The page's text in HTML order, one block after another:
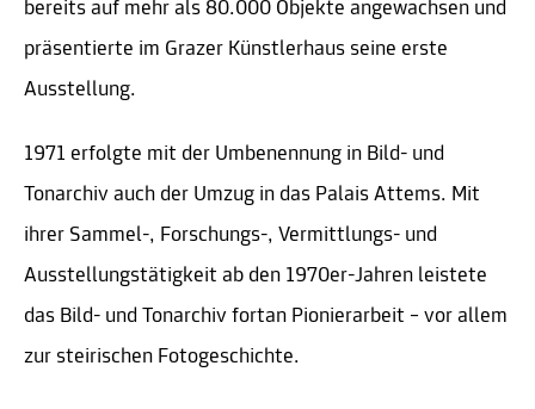
bereits auf mehr als 80.000 Objekte angewachsen und
präsentierte im Grazer Künstlerhaus seine erste
Ausstellung.
1971 erfolgte mit der Umbenennung in Bild- und
Tonarchiv auch der Umzug in das Palais Attems. Mit
ihrer Sammel-, Forschungs-, Vermittlungs- und
Ausstellungstätigkeit ab den 1970er-Jahren leistete
das Bild- und Tonarchiv fortan Pionierarbeit – vor allem
zur steirischen Fotogeschichte.